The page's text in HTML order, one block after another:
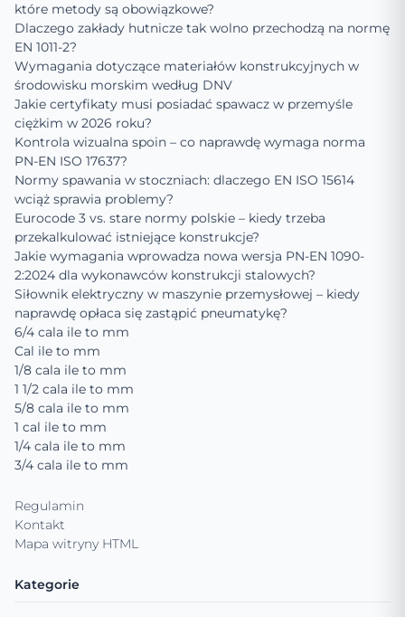
które metody są obowiązkowe?
Dlaczego zakłady hutnicze tak wolno przechodzą na normę
EN 1011-2?
Wymagania dotyczące materiałów konstrukcyjnych w
środowisku morskim według DNV
Jakie certyfikaty musi posiadać spawacz w przemyśle
ciężkim w 2026 roku?
Kontrola wizualna spoin – co naprawdę wymaga norma
PN-EN ISO 17637?
Normy spawania w stoczniach: dlaczego EN ISO 15614
wciąż sprawia problemy?
Eurocode 3 vs. stare normy polskie – kiedy trzeba
przekalkulować istniejące konstrukcje?
Jakie wymagania wprowadza nowa wersja PN-EN 1090-
2:2024 dla wykonawców konstrukcji stalowych?
Siłownik elektryczny w maszynie przemysłowej – kiedy
naprawdę opłaca się zastąpić pneumatykę?
6/4 cala ile to mm
Cal ile to mm
1/8 cala ile to mm
1 1/2 cala ile to mm
5/8 cala ile to mm
1 cal ile to mm
1/4 cala ile to mm
3/4 cala ile to mm
Regulamin
Kontakt
Mapa witryny HTML
Kategorie